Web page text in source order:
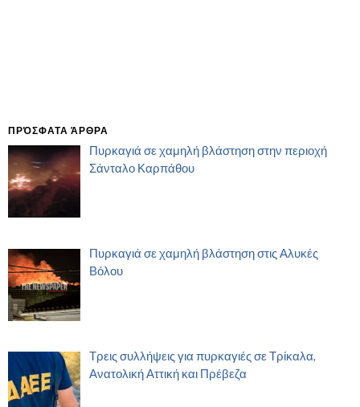
ΠΡΌΣΦΑΤΑ ΆΡΘΡΑ
Πυρκαγιά σε χαμηλή βλάστηση στην περιοχή
Σάνταλο Καρπάθου
Πυρκαγιά σε χαμηλή βλάστηση στις Αλυκές
Βόλου
Τρεις συλλήψεις για πυρκαγιές σε Τρίκαλα,
Ανατολική Αττική και Πρέβεζα